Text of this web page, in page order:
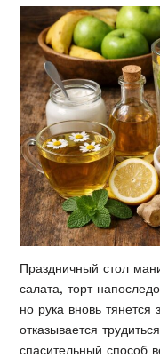
Праздничный стол
салата, торт
но рука вновь тянется
отказывается
спасительный способ